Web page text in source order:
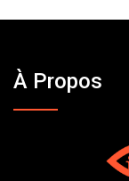
À Propos